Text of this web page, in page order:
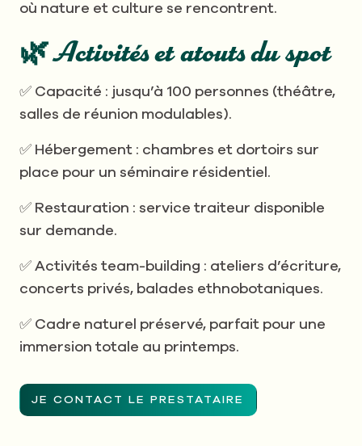
où nature et culture se rencontrent.
🌿 Activités et atouts du spot
✅ Capacité : jusqu’à 100 personnes (théâtre,
salles de réunion modulables).
✅ Hébergement : chambres et dortoirs sur
place pour un séminaire résidentiel.
✅ Restauration : service traiteur disponible
sur demande.
✅ Activités team-building : ateliers d’écriture,
concerts privés, balades ethnobotaniques.
✅ Cadre naturel préservé, parfait pour une
immersion totale au printemps.
JE CONTACT LE PRESTATAIRE